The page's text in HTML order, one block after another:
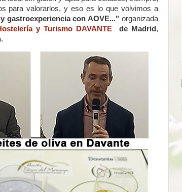
para valorarlos, y eso es lo que volvimos a
gastroexperiencia con AOVE..." organizada
y Turismo DAVANTEde Madrid ,